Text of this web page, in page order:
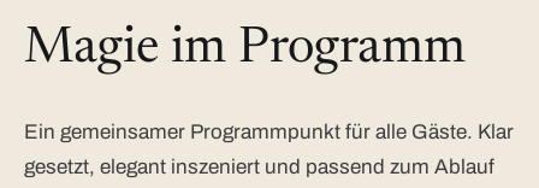
Magie im Programm
Ein gemeinsamer Programmpunkt für alle Gäste. Klar
gesetzt, elegant inszeniert und passend zum Ablauf